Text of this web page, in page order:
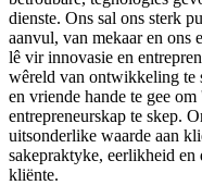
dienste. Ons sal ons sterk
aanvul, van mekaar en ons
lê vir innovasie en
wêreld van ontwikkeling te
en vriende hande te gee
entrepreneurskap te skep.
uitsonderlike waarde aan
sakepraktyke, eerlikheid
kliënte.